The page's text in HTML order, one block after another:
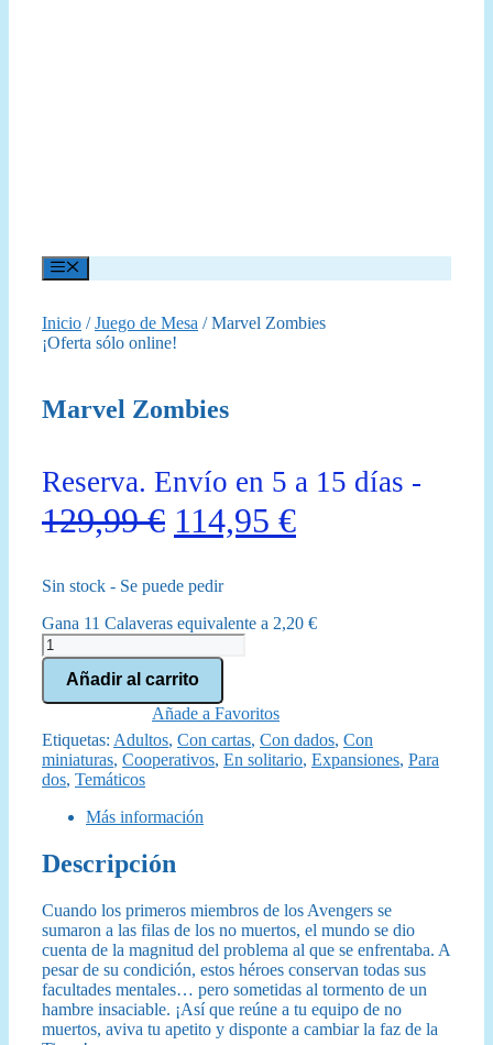
Menú
Inicio /Juego de Mesa / Marvel Zombies
¡Oferta sólo online!
Marvel Zombies
Reserva. Envío en 5 a 15 días -
129,99€ El
original
era:
129,99 €.
114,95 €El
es:
Sin stock - Se puede pedir
Gana 11 Calaveras equivalente a 2,20 €
Marvel
Zombies
cantidad
Añadir al carrito
Añade a Favoritos
Etiquetas: Adultos, Con cartas, Con dados, Con
miniaturas, Cooperativos, En solitario, Expansiones, Para
dos, Temáticos
Más información
Descripción
Cuando los primeros miembros de los Avengers se
sumaron a las filas de los no muertos, el mundo se dio
cuenta de la magnitud del problema al que se enfrentaba. A
pesar de su condición, estos héroes conservan todas sus
facultades mentales… pero sometidas al tormento de un
hambre insaciable. ¡Así que reúne a tu equipo de no
muertos, aviva tu apetito y disponte a cambiar la faz de la